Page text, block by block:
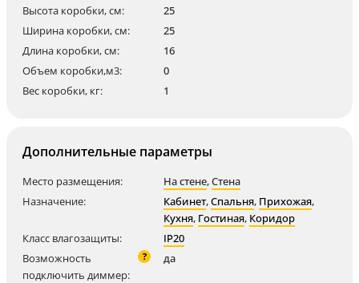
Высота коробки, см:
25
Ширина коробки, см:
25
Длина коробки, см:
16
Объем коробки,м3:
0
Вес коробки, кг:
1
Дополнительные параметры
Место размещения: На стене,Стена
Назначение:
Кабинет,Спальня, Прихожая,
Кухня, Гостиная, Коридор
Класс влагозащиты:
IP20
Возможность
подключить диммер:
? да